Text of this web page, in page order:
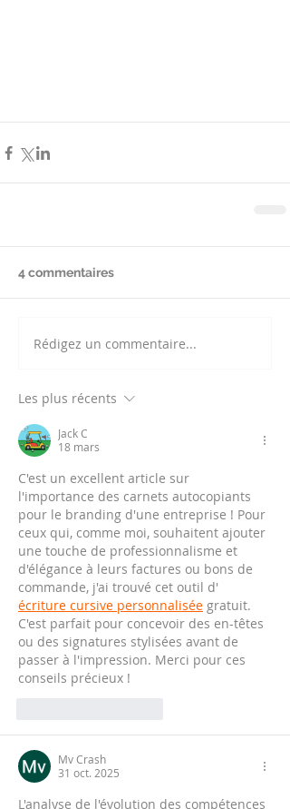
4 commentaires
Rédigez un commentaire...
Les plus récents
Jack C
18 mars
C'est un excellent article sur
l'importance des carnets autocopiants
pour le branding d'une entreprise ! Pour
ceux qui, comme moi, souhaitent ajouter
une touche de professionnalisme et
d'élégance à leurs factures ou bons de
commande, j'ai trouvé cet outil d'
écriture cursive personnalisée gratuit.
C'est parfait pour concevoir des en-têtes
ou des signatures stylisées avant de
passer à l'impression. Merci pour ces
conseils précieux !
Mv Crash
31 oct. 2025
L'analyse de l'évolution des compétences